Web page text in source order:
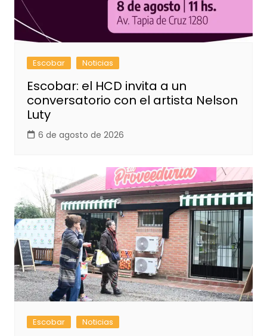
Escobar Noticias
Escobar: el HCD invita a un
conversatorio con el artista Nelson
Luty
6 de agosto de 2026
Escobar Noticias